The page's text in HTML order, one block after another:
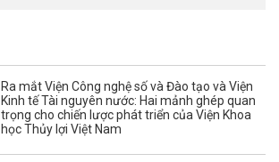
Ra mắt Viện Công nghệ số và Đào tạo và Viện
Kinh tế Tài nguyên nước: Hai mảnh ghép quan
trọng cho chiến lược phát triển của Viện Khoa
học Thủy lợi Việt Nam